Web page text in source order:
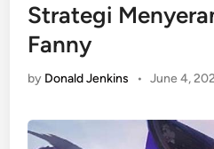
Strategi
Fanny
by Donald Jenkins • June 4,